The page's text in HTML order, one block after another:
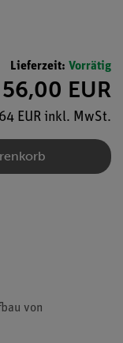
Lieferzeit: Vorrätig
56,00 EUR
EUR inkl. MwSt.
von